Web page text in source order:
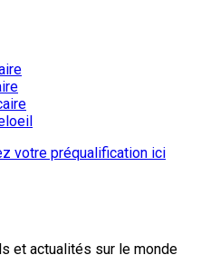
votre préqualification ici
et actualités sur le monde